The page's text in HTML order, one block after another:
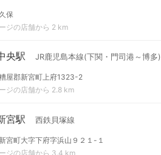
保
ジの店舗から 2 km
央駅 JR鹿児島本線(下関・門司港～博多)
屋郡新宮町上府1323-2
ジの店舗から 2.8 km
宮駅 西鉄貝塚線
宮町大字下府字浜山９２１-１
ジの店舗から 3.4 km